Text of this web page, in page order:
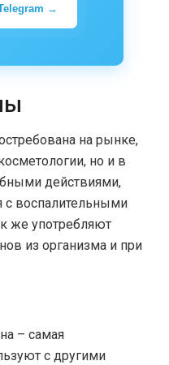
→
на рынке,
но и в
действиями,
с воспалительными
же употребляют
из организма и при
– самая
с другими